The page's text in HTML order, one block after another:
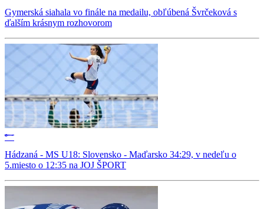
Gymerská siahala vo finále na medailu, obľúbená Švrčeková s
ďalším krásnym rozhovorom
Hádzaná - MS U18: Slovensko - Maďarsko 34:29, v nedeľu o
5.miesto o 12:35 na JOJ ŠPORT